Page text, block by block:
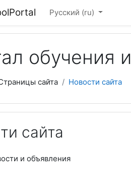
Русский ‎(ru)‎
обучения
сайта Новости сайта
сайта
и объявления